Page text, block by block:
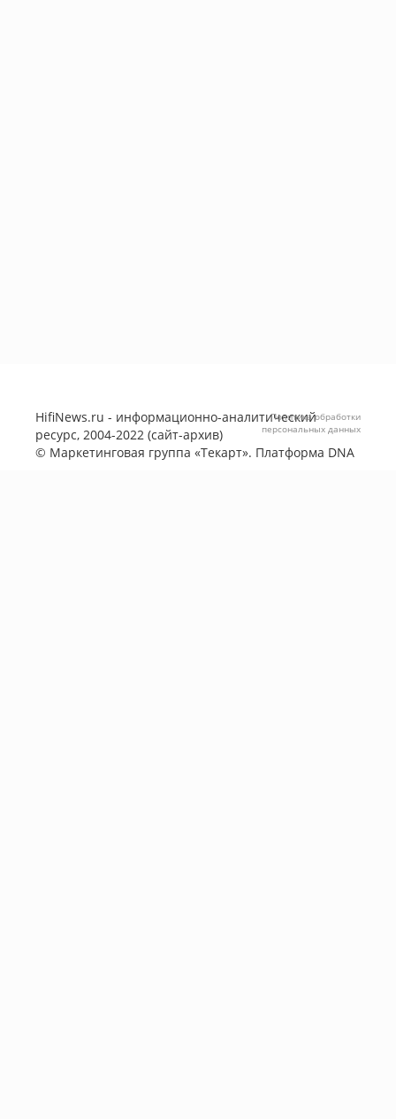
HifiNews.ru - информационно-аналитический
ресурс, 2004-2022 (сайт-архив)
© Маркетинговая группа «Текарт». Платформа DNA
Политика обработки
персональных данных